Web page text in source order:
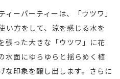
ーパーティーは、「ウツワ」
い方をして、涼を感じる水を
張った大きな「ウツワ」に花
水面にゆらゆらと揺らめく植
な印象を醸し出します。さらに